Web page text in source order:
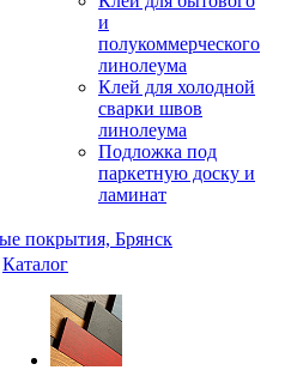
и
полукоммерческого
линолеума
Клей для холодной
сварки швов
линолеума
Подложка под
паркетную доску и
ламинат
Каталог